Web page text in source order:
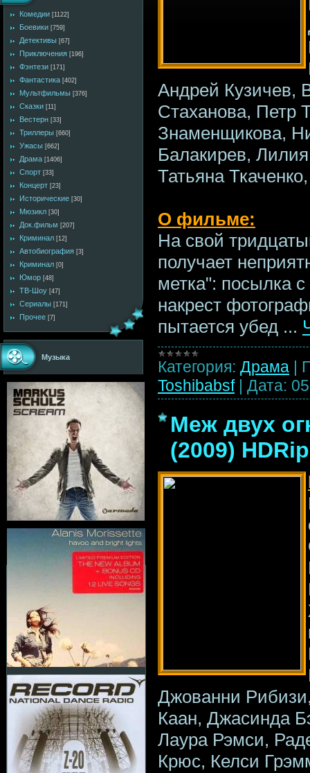
Комедии [1122]
Боевики [759]
Детективы [67]
Приключения [196]
Фэнтези [171]
Фантастика [402]
Мультфильмы [376]
Сказки [11]
Вестерн [33]
Триллеры [660]
Ужасы [662]
Драма [1406]
Спорт [33]
Концерт [23]
Исторические [30]
Мюзикл [30]
Док.фильм [207]
Криминал [12]
Автобиография [3]
Криминал [0]
Юмор [48]
ТВ-Шоу [47]
Сериалы [171]
Прочее [7]
Музыка
Андрей Кузичев,
Стаханова, Петр
Знаменщикова,
Балакирев,
Татьяна
О фильме:
На свой
получает
метка": посылка с
накрест
пытается убед ...
Категория: Драма |
Toshibabsf | Дата:
Меж двух
(2009) HDRip
Джованни
Каан, Джасинда
Лаура Рэмси,
Крюс, Келси